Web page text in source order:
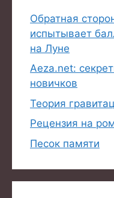
Обратная
испытывает
на Луне
Aeza.net:
новичков
Теория
Рецензия на
Песок памяти